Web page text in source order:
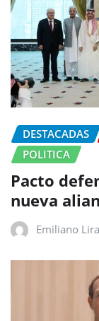
DESTACADAS
POLITICA
Pacto
nueva
Emiliano Lira